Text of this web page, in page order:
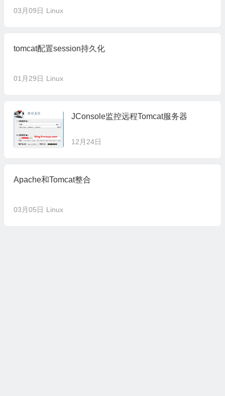
03月09日 Linux
tomcat配置session持久化
01月29日 Linux
JConsole监控远程Tomcat服务器
12月24日
Apache和Tomcat整合
03月05日 Linux